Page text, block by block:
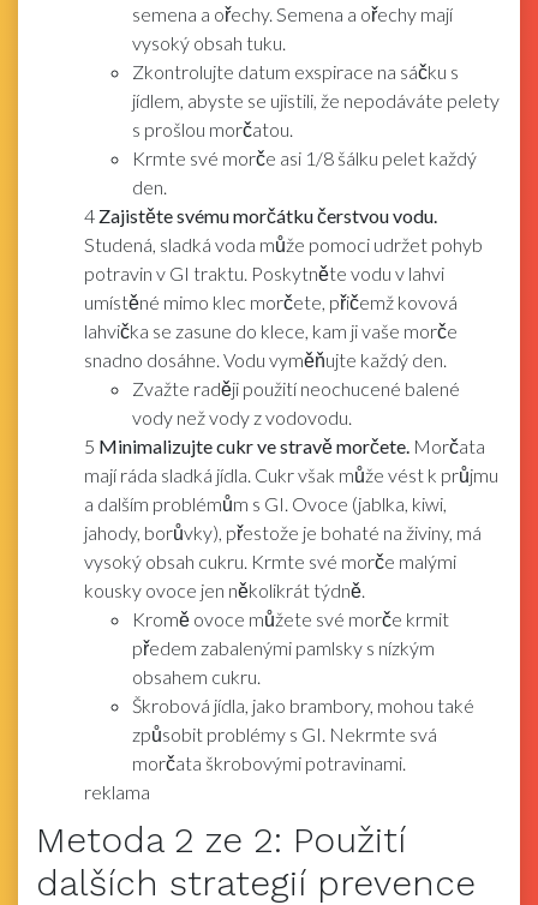
semena a ořechy. Semena a ořechy mají
vysoký obsah tuku.
Zkontrolujte datum exspirace na sáčku s
jídlem, abyste se ujistili, že nepodáváte pelety
s prošlou morčatou.
Krmte své morče asi 1/8 šálku pelet každý
den.
4 Zajistěte svému morčátku čerstvou vodu.
Studená, sladká voda může pomoci udržet pohyb
potravin v GI traktu. Poskytněte vodu v lahvi
umístěné mimo klec morčete, přičemž kovová
lahvička se zasune do klece, kam ji vaše morče
snadno dosáhne. Vodu vyměňujte každý den.
Zvažte raději použití neochucené balené
vody než vody z vodovodu.
5 Minimalizujte cukr ve stravě morčete. Morčata
mají ráda sladká jídla. Cukr však může vést k průjmu
a dalším problémům s GI. Ovoce (jablka, kiwi,
jahody, borůvky), přestože je bohaté na živiny, má
vysoký obsah cukru. Krmte své morče malými
kousky ovoce jen několikrát týdně.
Kromě ovoce můžete své morče krmit
předem zabalenými pamlsky s nízkým
obsahem cukru.
Škrobová jídla, jako brambory, mohou také
způsobit problémy s GI. Nekrmte svá
morčata škrobovými potravinami.
reklama
Metoda 2 ze 2: Použití
dalších strategií prevence